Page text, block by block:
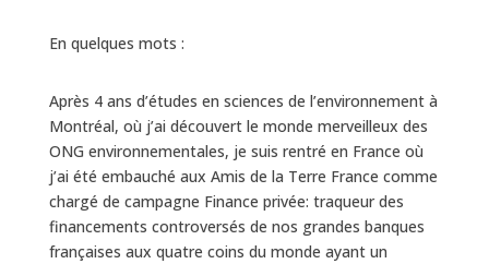
En quelques mots :
Après 4 ans d’études en sciences de l’environnement à
Montréal, où j’ai découvert le monde merveilleux des
ONG environnementales, je suis rentré en France où
j’ai été embauché aux Amis de la Terre France comme
chargé de campagne Finance privée: traqueur des
financements controversés de nos grandes banques
françaises aux quatre coins du monde ayant un